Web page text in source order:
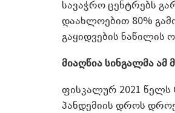
სავაჭრო ცენტრებს
დაახლოებით 80%
გაყიდვების ნაწილის
მიაღწია სინგალმა ამ
ფისკალურ 2021 წელს
პანდემიის დროს